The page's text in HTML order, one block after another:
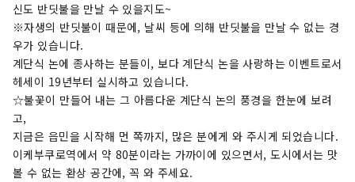
신도 반딧불을 만날 수 있을지도~
※자생의 반딧불이 때문에, 날씨 등에 의해 반딧불을 만날 수 없는 경
우가 있습니다.
계단식 논에 종사하는 분들이, 보다 계단식 논을 사랑하는 이벤트로서
헤세이 19년부터 실시하고 있습니다.
☆불꽃이 만들어 내는 그 아름다운 계단식 논의 풍경을 한눈에 보려
고,
지금은 읍민을 시작해 먼 쪽까지, 많은 분에게 와 주시게 되었습니다.
이케부쿠로역에서 약 80분이라는 가까이에 있으면서, 도시에서는 맛
볼 수 없는 환상 공간에, 꼭 와 주세요.